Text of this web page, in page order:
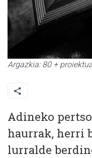
Argazkia: 80 +
Adineko
haurrak, herri
lurralde